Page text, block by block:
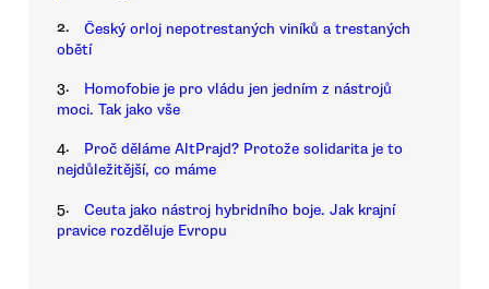
2.
Český orloj nepotrestaných viníků a trestaných
obětí
3.
Homofobie je pro vládu jen jedním z nástrojů
moci. Tak jako vše
4.
Proč děláme AltPrajd? Protože solidarita je to
nejdůležitější, co máme
5.
Ceuta jako nástroj hybridního boje. Jak krajní
pravice rozděluje Evropu